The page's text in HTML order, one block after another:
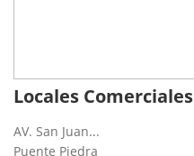
Locales Comerciales
AV. San Juan...
Puente Piedra